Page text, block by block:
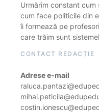
Urmărim constant
cum face politicile din
îi formează pe
care trăim sunt
CONTACT REDACȚIE
Adrese e-mail